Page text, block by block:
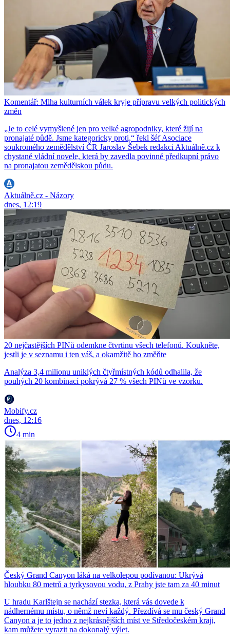
Komentář: Mlha kulturních válek kryje přípravu velkých politických
změn
„Je to celé vymyšlené jen pro velké agropodniky, které žijí na
pronajaté půdě. Jsme kategoricky proti,“ řekl šéf Asociace
soukromého zemědělství ČR Jaroslav Šebek redakci Aktuálně.cz k
chystané vládní novele, která by zavedla povinné předkupní právo
na pronajatou zemědělskou půdu.
Aktuálně.cz - Názory
dnes, 12:19
20 nejčastějších PINů odemkne čtvrtinu všech telefonů. Koukněte,
jestli je v seznamu i ten váš, a okamžitě ho změňte
Analýza 3,4 milionu uniklých čtyřmístných kódů odhalila, že
pouhých 20 kombinací pokrývá 27 % všech PINů ve vzorku.
Mobify.cz
dnes, 12:16
4 min
Český Grand Canyon láká na velkolepou podívanou: Ukrývá
hloubku 80 metrů a tyrkysovou vodu, z Prahy jste tam za 40 minut
U hradu Karlštejn se nachází stezka, která vás dovede k
nádhernému místu, o němž neví každý. Přezdívá se mu český Grand
Canyon a je to jedno z nejkrásnějších míst ve Středočeském kraji,
kam můžete vyrazit na dokonalý výlet.